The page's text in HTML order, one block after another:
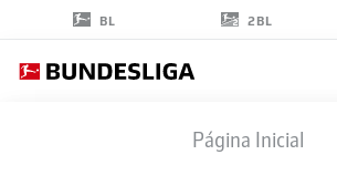
BL 2BL
Página Inicial